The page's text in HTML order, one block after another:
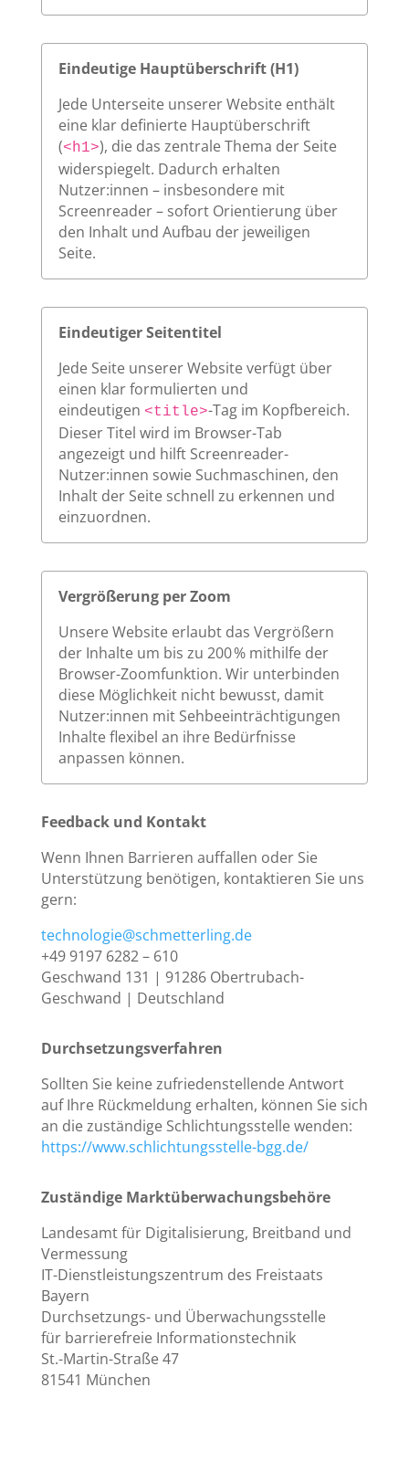
Eindeutige Hauptüberschrift (H1)
Jede Unterseite unserer Website enthält
eine klar definierte Hauptüberschrift
(<h1>), die das zentrale Thema der Seite
widerspiegelt. Dadurch erhalten
Nutzer:innen – insbesondere mit
Screenreader – sofort Orientierung über
den Inhalt und Aufbau der jeweiligen
Seite.
Eindeutiger Seitentitel
Jede Seite unserer Website verfügt über
einen klar formulierten und
eindeutigen <title>-Tag im Kopfbereich.
Dieser Titel wird im Browser-Tab
angezeigt und hilft Screenreader-
Nutzer:innen sowie Suchmaschinen, den
Inhalt der Seite schnell zu erkennen und
einzuordnen.
Vergrößerung per Zoom
Unsere Website erlaubt das Vergrößern
der Inhalte um bis zu 200 % mithilfe der
Browser-Zoomfunktion. Wir unterbinden
diese Möglichkeit nicht bewusst, damit
Nutzer:innen mit Sehbeeinträchtigungen
Inhalte flexibel an ihre Bedürfnisse
anpassen können.
Feedback und Kontakt
Wenn Ihnen Barrieren auffallen oder Sie
Unterstützung benötigen, kontaktieren Sie uns
gern:
technologie@schmetterling.de
+49 9197 6282 – 610
Geschwand 131 | 91286 Obertrubach-
Geschwand | Deutschland
Durchsetzungsverfahren
Sollten Sie keine zufriedenstellende Antwort
auf Ihre Rückmeldung erhalten, können Sie sich
an die zuständige Schlichtungsstelle wenden:
https://www.schlichtungsstelle-bgg.de/
Zuständige Marktüberwachungsbehöre
Landesamt für Digitalisierung, Breitband und
Vermessung
IT-Dienstleistungszentrum des Freistaats
Bayern
Durchsetzungs- und Überwachungsstelle
für barrierefreie Informationstechnik
St.-Martin-Straße 47
81541 München